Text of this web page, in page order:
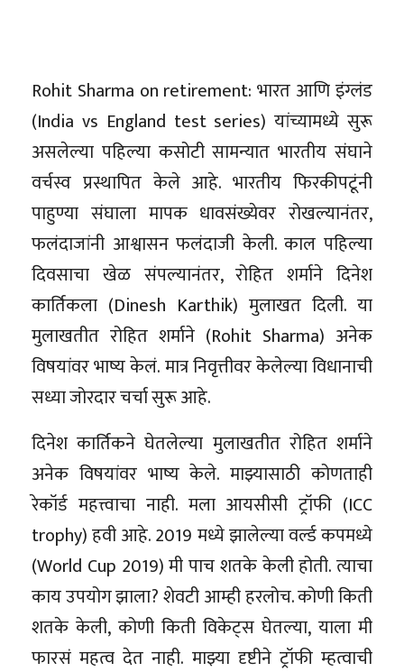
Rohit Sharma on retirement: भारत आणि इंग्लंड
(India vs England test series) यांच्यामध्ये सुरू
असलेल्या पहिल्या कसोटी सामन्यात भारतीय संघाने
वर्चस्व प्रस्थापित केले आहे. भारतीय फिरकीपटूंनी
पाहुण्या संघाला मापक धावसंख्येवर रोखल्यानंतर,
फलंदाजांनी आश्वासन फलंदाजी केली. काल पहिल्या
दिवसाचा खेळ संपल्यानंतर, रोहित शर्माने दिनेश
कार्तिकला (Dinesh Karthik) मुलाखत दिली. या
मुलाखतीत रोहित शर्माने (Rohit Sharma) अनेक
विषयांवर भाष्य केलं. मात्र निवृत्तीवर केलेल्या विधानाची
सध्या जोरदार चर्चा सुरू आहे.
दिनेश कार्तिकने घेतलेल्या मुलाखतीत रोहित शर्माने
अनेक विषयांवर भाष्य केले. माझ्यासाठी कोणताही
रेकॉर्ड महत्त्वाचा नाही. मला आयसीसी ट्रॉफी (ICC
trophy) हवी आहे. 2019 मध्ये झालेल्या वर्ल्ड कपमध्ये
(World Cup 2019) मी पाच शतके केली होती. त्याचा
काय उपयोग झाला? शेवटी आम्ही हरलोच. कोणी किती
शतके केली, कोणी किती विकेट्स घेतल्या, याला मी
फारसं महत्व देत नाही. माझ्या दृष्टीने ट्रॉफी म्हत्वाची